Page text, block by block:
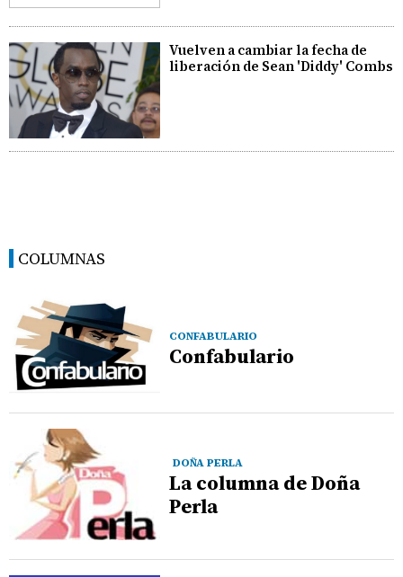
Vuelven a cambiar la fecha de
liberación de Sean 'Diddy' Combs
COLUMNAS
CONFABULARIO
Confabulario
DOÑA PERLA
La columna de Doña
Perla